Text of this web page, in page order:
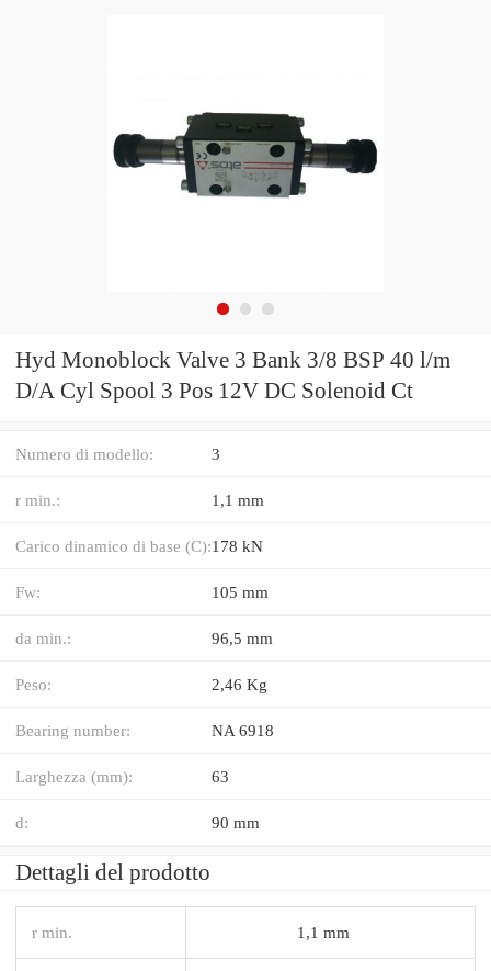
Hyd Monoblock Valve 3 Bank 3/8 BSP 40 l/m
D/A Cyl Spool 3 Pos 12V DC Solenoid Ct
Numero di modello: 3
r min.: 1,1 mm
Carico dinamico di base (C):178 kN
Fw: 105 mm
da min.: 96,5 mm
Peso: 2,46 Kg
Bearing number: NA 6918
Larghezza (mm): 63
d: 90 mm
Dettagli del prodotto
r min. 1,1 mm